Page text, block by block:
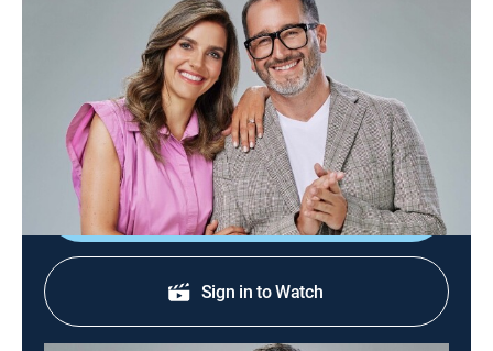
Buenos días a todos
Buenos días a todos
Newsmagazine|2026
Programa matutino con temas de actualidad y del
espectáculo chileno, concursos y entretenimiento.
Shop DIRECTV
Sign in to Watch